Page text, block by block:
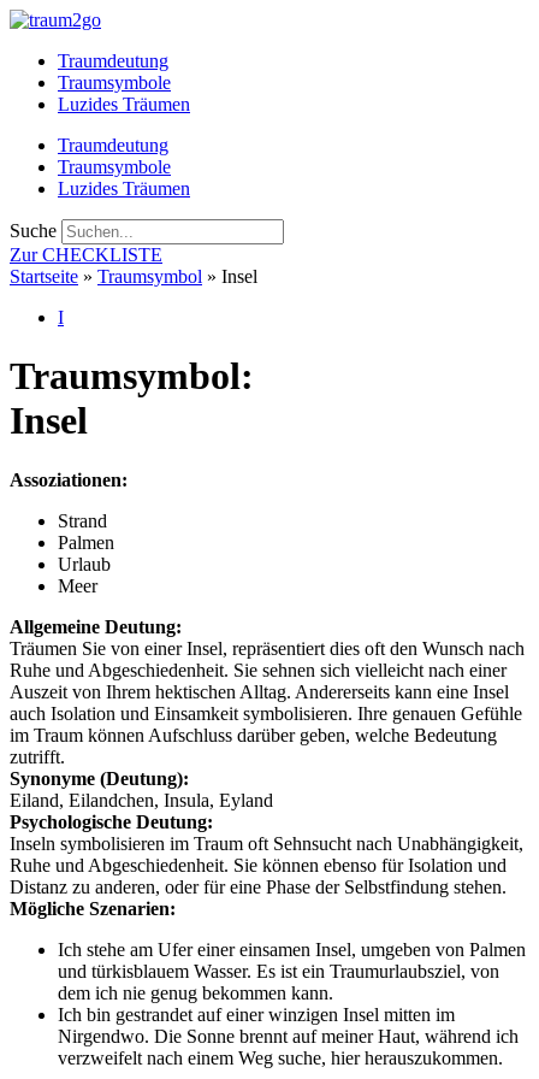
Zum
springenTraumdeutung
Traumsymbole
Luzides Träumen
Traumdeutung
Traumsymbole
Luzides Träumen
Suche
Zur CHECKLISTE
Startseite » Traumsymbol » Insel
I
Traumsymbol:
Insel
Assoziationen:
Strand
Palmen
Urlaub
Meer
Allgemeine Deutung:
Träumen Sie von einer Insel, repräsentiert dies oft den Wunsch nach
Ruhe und Abgeschiedenheit. Sie sehnen sich vielleicht nach einer
Auszeit von Ihrem hektischen Alltag. Andererseits kann eine Insel
auch Isolation und Einsamkeit symbolisieren. Ihre genauen Gefühle
im Traum können Aufschluss darüber geben, welche Bedeutung
zutrifft.
Synonyme (Deutung):
Eiland, Eilandchen, Insula, Eyland
Psychologische Deutung:
Inseln symbolisieren im Traum oft Sehnsucht nach Unabhängigkeit,
Ruhe und Abgeschiedenheit. Sie können ebenso für Isolation und
Distanz zu anderen, oder für eine Phase der Selbstfindung stehen.
Mögliche Szenarien:
Ich stehe am Ufer einer einsamen Insel, umgeben von Palmen
und türkisblauem Wasser. Es ist ein Traumurlaubsziel, von
dem ich nie genug bekommen kann.
Ich bin gestrandet auf einer winzigen Insel mitten im
Nirgendwo. Die Sonne brennt auf meiner Haut, während ich
verzweifelt nach einem Weg suche, hier herauszukommen.